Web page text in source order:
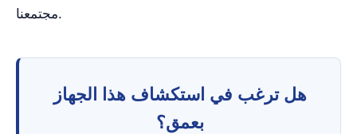
مجتمعنا.
هل ترغب في استكشاف هذا الجهاز
بعمق؟